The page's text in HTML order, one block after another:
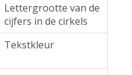
Lettergrootte van de
cijfers in de cirkels
Tekstkleur